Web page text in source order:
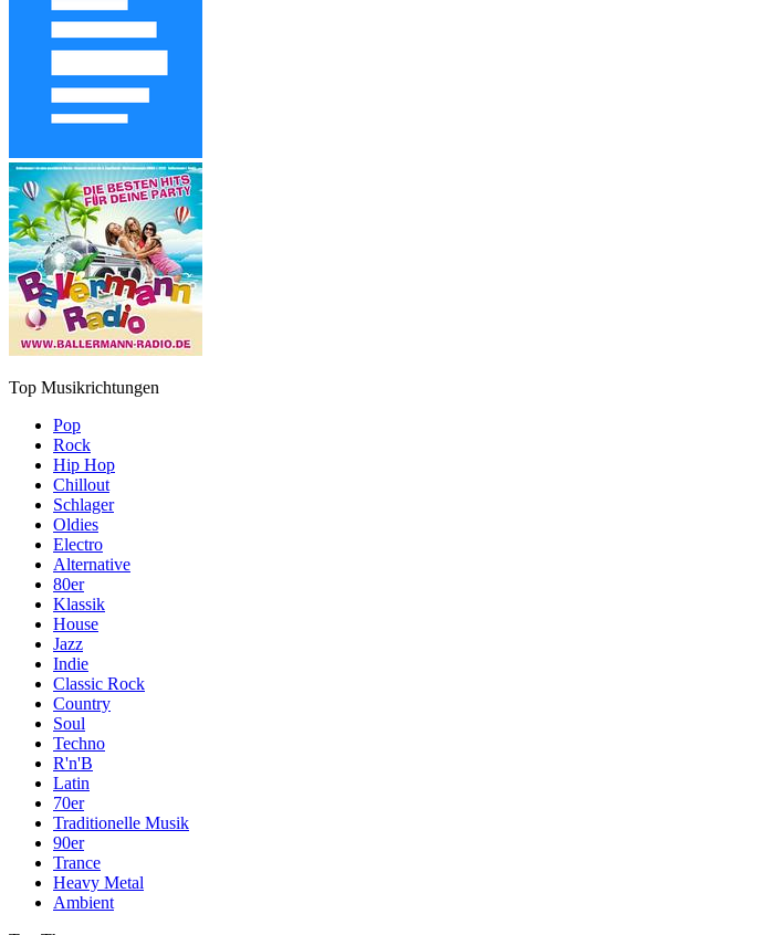
Top Musikrichtungen
Pop
Rock
Hip Hop
Chillout
Schlager
Oldies
Electro
Alternative
80er
Klassik
House
Jazz
Indie
Classic Rock
Country
Soul
Techno
R'n'B
Latin
70er
Traditionelle Musik
90er
Trance
Heavy Metal
Ambient